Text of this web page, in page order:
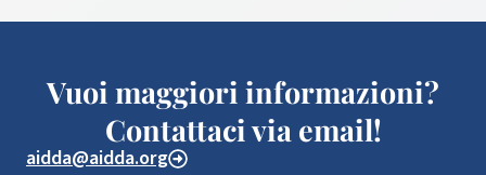
Vuoi maggiori informazioni?
Contattaci via email!
aidda@aidda.org